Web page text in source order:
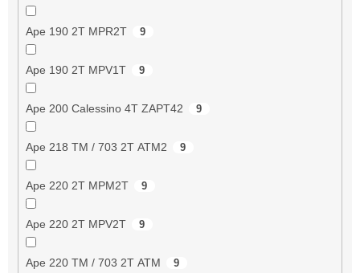
Ape 190 2T MPR2T 9
Ape 190 2T MPV1T 9
Ape 200 Calessino 4T ZAPT42 9
Ape 218 TM / 703 2T ATM2 9
Ape 220 2T MPM2T 9
Ape 220 2T MPV2T 9
Ape 220 TM / 703 2T ATM 9